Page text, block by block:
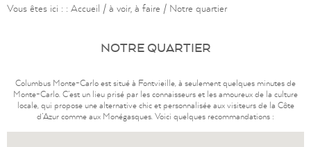
Vous êtes ici : : Accueil / à voir, à faire / Notre quartier
NOTRE QUARTIER
Columbus Monte-Carlo est situé à Fontvieille, à seulement quelques minutes de
Monte-Carlo. C’est un lieu prisé par les connaisseurs et les amoureux de la culture
locale, qui propose une alternative chic et personnalisée aux visiteurs de la Côte
d’Azur comme aux Monégasques. Voici quelques recommandations :